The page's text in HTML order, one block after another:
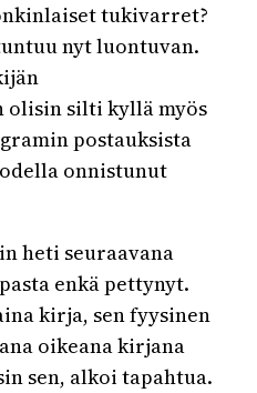
tukivarret?
nyt luontuvan.
silti kyllä myös
postauksista
onnistunut
heti seuraavana
enkä pettynyt.
kirja, sen fyysinen
oikeana kirjana
sen, alkoi tapahtua.